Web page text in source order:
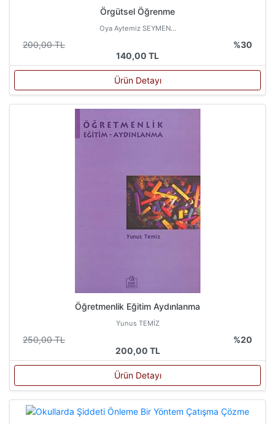
Örgütsel Öğrenme
Oya Aytemiz SEYMEN...
200,00 TL
%30
140,00 TL
Ürün Detayı
Öğretmenlik Eğitim Aydınlanma
Yunus TEMİZ
250,00 TL
%20
200,00 TL
Ürün Detayı